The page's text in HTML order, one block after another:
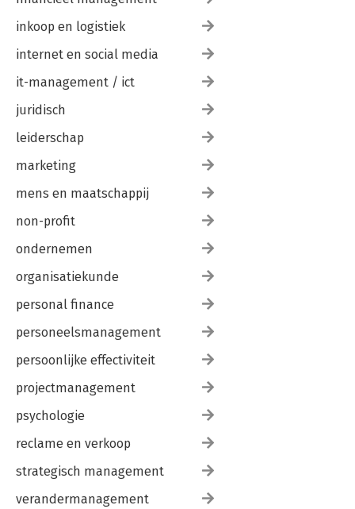
10.3 Wanneer past welk principe?
10.4 Einde van het begin
Appendix B: Toos en technieken
Literatuurlijst
Over de auteurs
Stichting Management Studies
inkoop en logistiek
internet en social media
it-management / ict
juridisch
leiderschap
marketing
mens en maatschappij
non-profit
ondernemen
organisatiekunde
personal finance
personeelsmanagement
persoonlijke effectiviteit
projectmanagement
psychologie
reclame en verkoop
strategisch management
verandermanagement